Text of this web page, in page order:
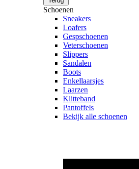
Schoenen
Sneakers
Loafers
Gespschoenen
Veterschoenen
Slippers
Sandalen
Boots
Enkellaarsjes
Laarzen
Klitteband
Pantoffels
Bekijk alle schoenen